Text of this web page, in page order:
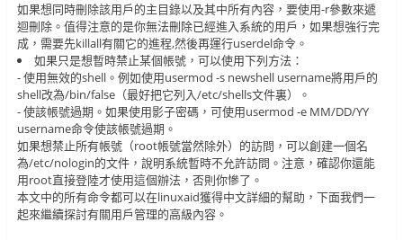
如果想同時刪除該用戶的主目錄以及其中所有內容，要使用-r參數來遞
迴刪除。值得注意的是你無法刪除已經進入系統的用戶，如果想強行完
成，需要先killall有關它的進程,然後再運行userdel命令。
如果只是想暫時禁止某個帳號，可以使用下列方法：
- 使用無效的shell。例如使用usermod -s newshell username將用戶的
shell改為/bin/false（最好把它列入/etc/shells文件裏）。
- 使該帳號過期。如果使用影子密碼，可使用usermod -e MM/DD/YY
username命令使該帳號過期。
如果想禁止所有帳號（root帳號當然除外）的訪問，可以創建一個名
為/etc/nologin的文件，說明系統暫時不允許訪問。注意，確認你還能
用root直接登陸才使用這個辦法，否則你慘了。
本文中的所有命令都可以在linuxaid獲得中文詳細的幫助，下面我們一
起來繼續探討有關用戶管理的高級內容。